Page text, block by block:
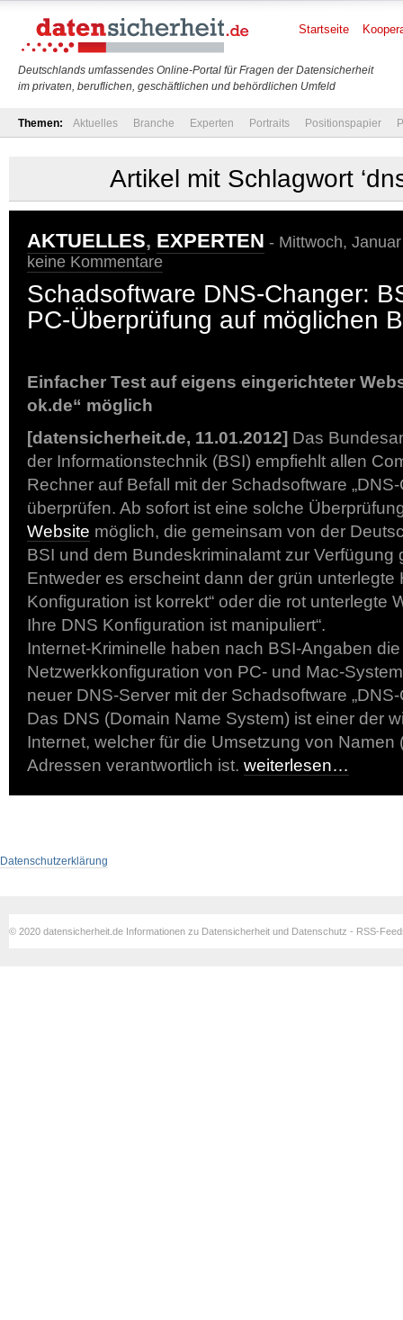
Deutschlands umfassendes Online-Portal für Fragen der Datensicherheit
im privaten, beruflichen, geschäftlichen und behördlichen Umfeld
Startseite
Themen: Aktuelles Branche Experten Portraits Positionspapier
Artikel mit Schlagwort
AKTUELLES, EXPERTEN - Mittwoch,
keine Kommentare
Schadsoftware DNS-Changer:
PC-Überprüfung auf möglichen
Einfacher Test auf eigens eingerichteter
ok.de“ möglich
[datensicherheit.de, 11.01.2012] Das
der Informationstechnik (BSI) empfiehlt allen
Rechner auf Befall mit der Schadsoftware
überprüfen. Ab sofort ist eine solche
Website möglich, die gemeinsam von der
BSI und dem Bundeskriminalamt zur Verfügung
Entweder es erscheint dann der grün unterlegte
Konfiguration ist korrekt“ oder die rot unterlegte
Ihre DNS Konfiguration ist manipuliert“.
Internet-Kriminelle haben nach BSI-Angaben die
Netzwerkkonfiguration von PC- und Mac-
neuer DNS-Server mit der Schadsoftware
Das DNS (Domain Name System) ist einer der
Internet, welcher für die Umsetzung von Namen
Adressen verantwortlich ist. weiterlesen…
Datenschutzerklärung
© 2020 datensicherheit.de Informationen zu Datensicherheit und Datenschutz - RSS-